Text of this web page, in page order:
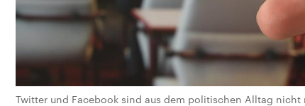
Twitter und Facebook sind aus dem politischen Alltag